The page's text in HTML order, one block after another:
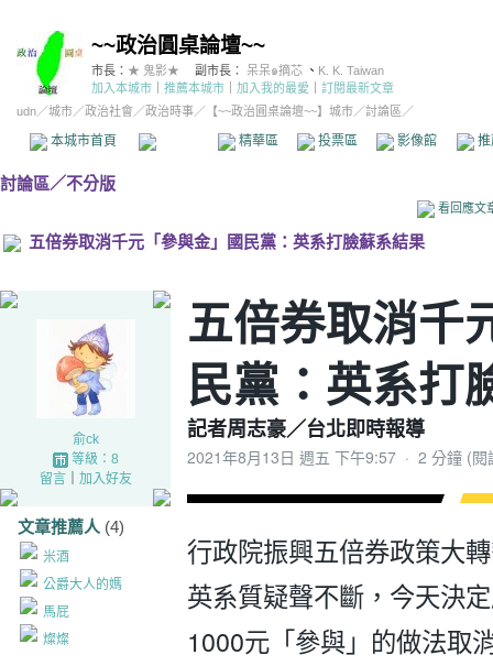
~~政治圓桌論壇~~
市長： ★ 鬼影★ 副市長： 呆呆๑摘芯 、 K. K. Taiwan
加入本城市
推薦本城市 加入我的最愛
訂閱最新文章
udn／城市／政治社會 ／政治時事／ 【~~政治圓桌論壇~~】城市／討論區／
本城市首頁 精華區 投票區 影像館
討論區／不分版
看回應文
五倍券取消千元「參與金」國民黨：英系打臉蘇系結果
俞ck
等級：8
留言｜ 加入好友
文章推薦人 (4)
米酒
公爵大人的媽
馬屁
燦燦
五倍券取消千
民黨：英系打
記者周志豪／台北即時報導
2021年8月13日 週五 下午9:57 · 2 分鐘 (閱
行政院振興五倍券政策大
英系質疑聲不斷，今天決
1000元「參與」的做法取